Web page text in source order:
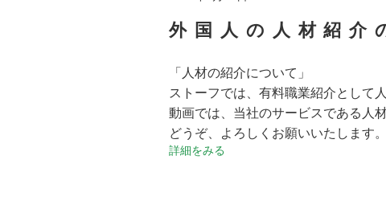
外国人の人材紹介
「人材の紹介について」
ストーフでは、有料職業紹介として
動画では、当社のサービスである人
どうぞ、よろしくお願いいたします。
詳細をみる